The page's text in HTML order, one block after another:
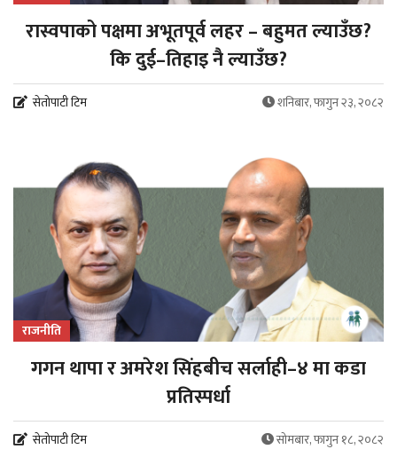
रास्वपाको पक्षमा अभूतपूर्व लहर – बहुमत ल्याउँछ?
कि दुई–तिहाइ नै ल्याउँछ?
सेतोपाटी टिम शनिबार, फागुन २३, २०८२
राजनीति
गगन थापा र अमरेश सिंहबीच सर्लाही–४ मा कडा
प्रतिस्पर्धा
सेतोपाटी टिम सोमबार, फागुन १८, २०८२